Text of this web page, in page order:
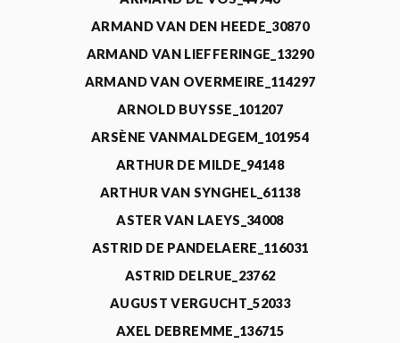
ARMAND VAN DEN HEEDE_30870
ARMAND VAN LIEFFERINGE_13290
ARMAND VAN OVERMEIRE_114297
ARNOLD BUYSSE_101207
ARSÈNE VANMALDEGEM_101954
ARTHUR DE MILDE_94148
ARTHUR VAN SYNGHEL_61138
ASTER VAN LAEYS_34008
ASTRID DE PANDELAERE_116031
ASTRID DELRUE_23762
AUGUST VERGUCHT_52033
AXEL DEBREMME_136715